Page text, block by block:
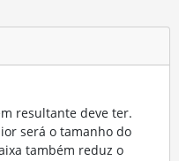
resultante deve ter.
será o tamanho do
também reduz o